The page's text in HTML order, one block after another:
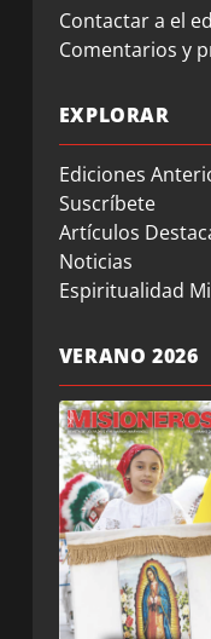
Contactar a el
Comentarios y
EXPLORAR
Ediciones
Suscríbete
Artículos
Noticias
Espiritualidad
VERANO 2026